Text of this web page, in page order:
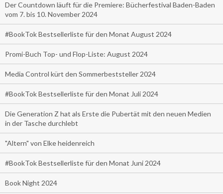
Der Countdown läuft für die Premiere: Bücherfestival Baden-Baden
vom 7. bis 10. November 2024
#BookTok Bestsellerliste für den Monat August 2024
Promi-Buch Top- und Flop-Liste: August 2024
Media Control kürt den Sommerbeststeller 2024
#BookTok Bestsellerliste für den Monat Juli 2024
Die Generation Z hat als Erste die Pubertät mit den neuen Medien
in der Tasche durchlebt
"Altern" von Elke heidenreich
#BookTok Bestsellerliste für den Monat Juni 2024
Book Night 2024